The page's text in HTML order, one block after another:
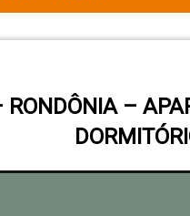
RONDÔNIA –